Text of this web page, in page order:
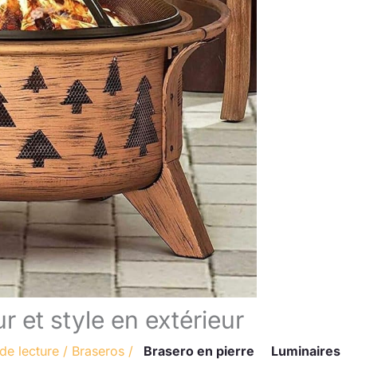
et style en extérieur
lecture / Braseros / Brasero en pierre
Luminaires